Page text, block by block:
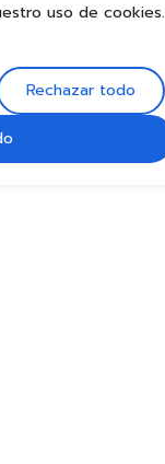
uso de cookies.
Rechazar todo